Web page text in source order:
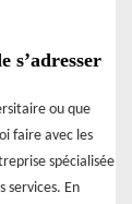
s’adresser
ou que
faire avec les
spécialisée
services. En